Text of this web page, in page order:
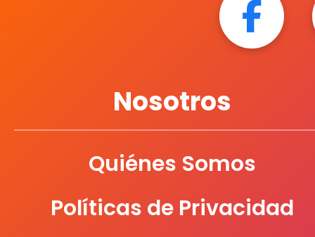
Nosotros
Quiénes Somos
Políticas de Privacidad